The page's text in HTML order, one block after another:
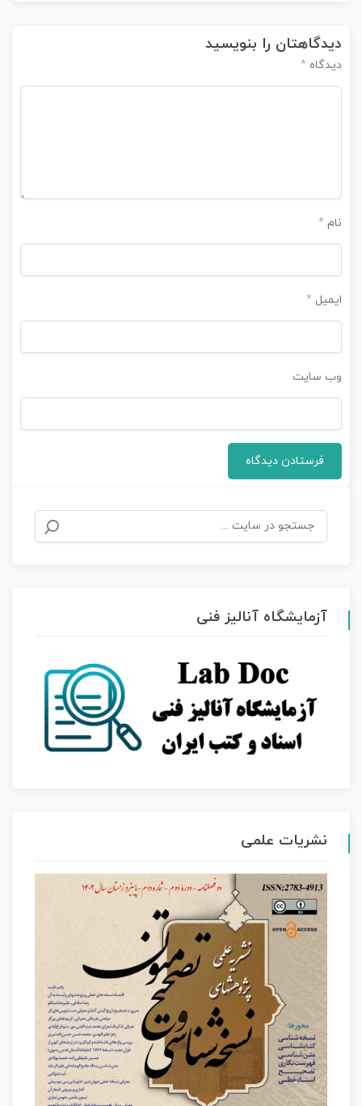
دیدگاهتان را بنویسید
دیدگاه *
نام *
ایمیل *
وب‌ سایت
جستجو
برای:
آزمایشگاه آنالیز فنی
نشریات علمی